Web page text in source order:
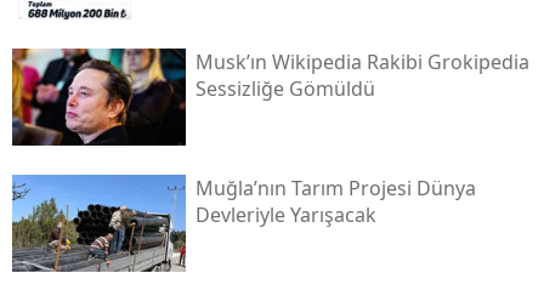
Musk’ın Wikipedia Rakibi Grokipedia
Sessizliğe Gömüldü
Muğla’nın Tarım Projesi Dünya
Devleriyle Yarışacak